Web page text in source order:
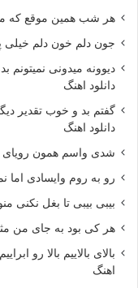
هر شب همین موقع که
جون دلم خون دلم خیلی
دیوونه میدونی نمیتونم
دانلود اهنگ
گفتم بد و خوب تقدیر
دانلود اهنگ
شدی واسم همون رویای
رو به روم وایسادی اما
بیبی بیبی تا بغل نکنی
هر کی بود به جای من
بالای بالاییم بالا رو
اهنگ